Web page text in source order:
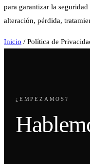
para garantizar la
alteración, pérdida,
Inicio / Política de
¿EMPEZAMOS?